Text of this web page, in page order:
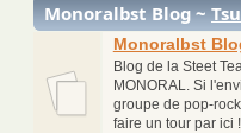
Monoralbst Blog ~
Monoralbst
Blog de la Steet
MONORAL. Si
groupe de pop-
faire un tour par ici !